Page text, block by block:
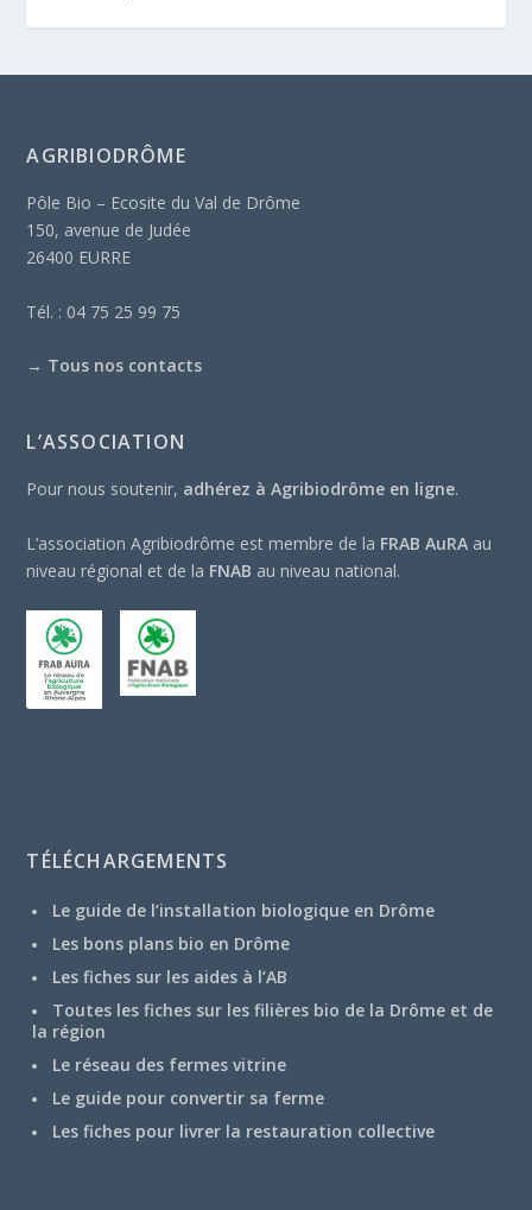
AGRIBIODRÔME
Pôle Bio – Ecosite du Val de Drôme
150, avenue de Judée
26400 EURRE
Tél. : 04 75 25 99 75
→ Tous nos contacts
L’ASSOCIATION
Pour nous soutenir, adhérez à Agribiodrôme en ligne.
L’association Agribiodrôme est membre de la FRAB AuRA au
niveau régional et de la FNAB au niveau national.
TÉLÉCHARGEMENTS
Le guide de l’installation biologique en Drôme
Les bons plans bio en Drôme
Les fiches sur les aides à l’AB
Toutes les fiches sur les filières bio de la Drôme et de
la région
Le réseau des fermes vitrine
Le guide pour convertir sa ferme
Les fiches pour livrer la restauration collective